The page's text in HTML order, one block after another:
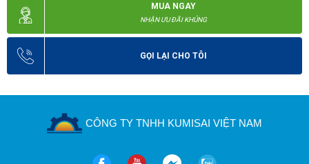
MUA NGAY
NHẬN ƯU ĐÃI KHỦNG
GỌI LẠI CHO TÔI
CÔNG TY TNHH KUMISAI VIỆT NAM